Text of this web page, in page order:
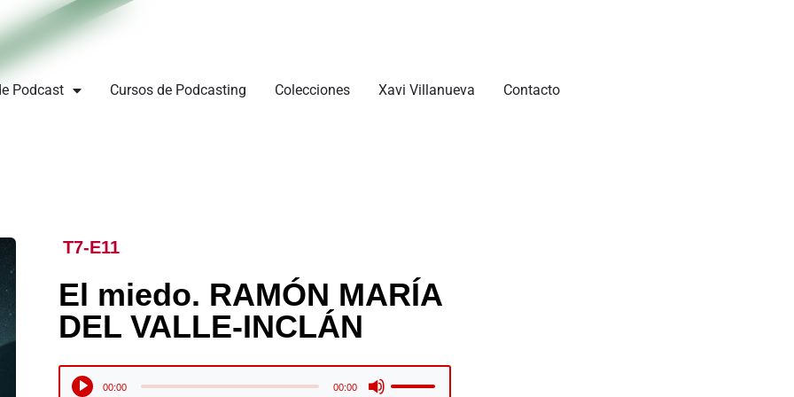
Podcast Cursos de Podcasting Colecciones Xavi Villanueva Contacto
T7-E11
El miedo. RAMÓN MARÍA
DEL VALLE-INCLÁN
Reproductor
00:00 00:00
las